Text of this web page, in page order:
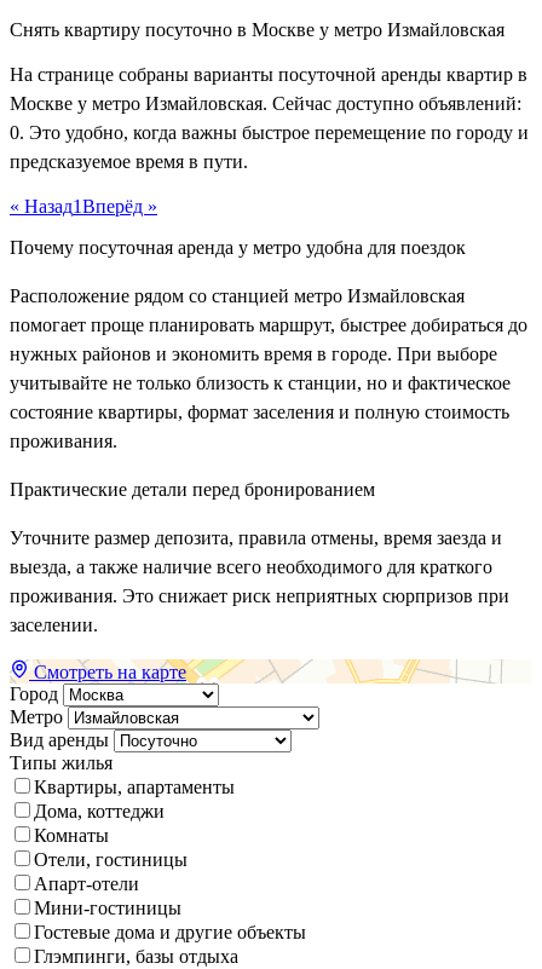
Снять квартиру посуточно в Москве у метро Измайловская
На странице собраны варианты посуточной аренды квартир в
Москве у метро Измайловская. Сейчас доступно объявлений:
0. Это удобно, когда важны быстрое перемещение по городу и
предсказуемое время в пути.
« Назад1Вперёд »
Почему посуточная аренда у метро удобна для поездок
Расположение рядом со станцией метро Измайловская
помогает проще планировать маршрут, быстрее добираться до
нужных районов и экономить время в городе. При выборе
учитывайте не только близость к станции, но и фактическое
состояние квартиры, формат заселения и полную стоимость
проживания.
Практические детали перед бронированием
Уточните размер депозита, правила отмены, время заезда и
выезда, а также наличие всего необходимого для краткого
проживания. Это снижает риск неприятных сюрпризов при
заселении.
Смотреть на карте
Город
Метро
Вид аренды
Типы жилья
Квартиры, апартаменты
Дома, коттеджи
Комнаты
Отели, гостиницы
Апарт-отели
Мини-гостиницы
Гостевые дома и другие объекты
Глэмпинги, базы отдыха